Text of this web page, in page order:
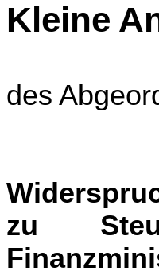
Kleine
des
zu